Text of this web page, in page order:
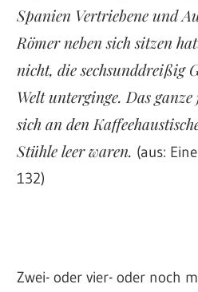
Spanien Vertriebene und
Römer neben sich sitzen
nicht, die sechsunddreißig
Welt unterginge. Das
sich an den
Stühle leer waren. (aus:
132)
Zwei- oder vier- oder noch